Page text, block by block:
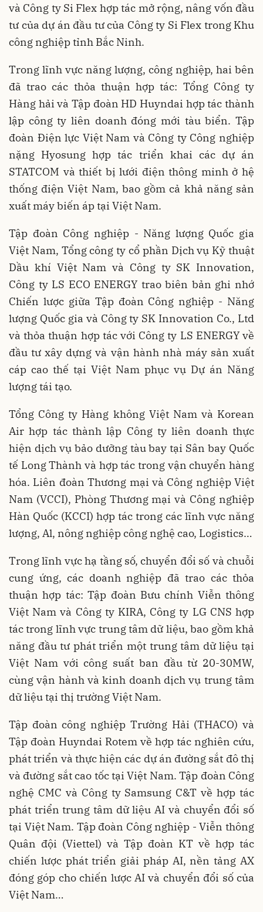
và Công ty Si Flex hợp tác mở rộng, nâng vốn đầu
tư của dự án đầu tư của Công ty Si Flex trong Khu
công nghiệp tỉnh Bắc Ninh.
Trong lĩnh vực năng lượng, công nghiệp, hai bên
đã trao các thỏa thuận hợp tác: Tổng Công ty
Hàng hải và Tập đoàn HD Huyndai hợp tác thành
lập công ty liên doanh đóng mới tàu biển. Tập
đoàn Điện lực Việt Nam và Công ty Công nghiệp
nặng Hyosung hợp tác triển khai các dự án
STATCOM và thiết bị lưới điện thông minh ở hệ
thống điện Việt Nam, bao gồm cả khả năng sản
xuất máy biến áp tại Việt Nam.
Tập đoàn Công nghiệp - Năng lượng Quốc gia
Việt Nam, Tổng công ty cổ phần Dịch vụ Kỹ thuật
Dầu khí Việt Nam và Công ty SK Innovation,
Công ty LS ECO ENERGY trao biên bản ghi nhớ
Chiến lược giữa Tập đoàn Công nghiệp - Năng
lượng Quốc gia và Công ty SK Innovation Co., Ltd
và thỏa thuận hợp tác với Công ty LS ENERGY về
đầu tư xây dựng và vận hành nhà máy sản xuất
cáp cao thế tại Việt Nam phục vụ Dự án Năng
lượng tái tạo.
Tổng Công ty Hàng không Việt Nam và Korean
Air hợp tác thành lập Công ty liên doanh thực
hiện dịch vụ bảo dưỡng tàu bay tại Sân bay Quốc
tế Long Thành và hợp tác trong vận chuyển hàng
hóa. Liên đoàn Thương mại và Công nghiệp Việt
Nam (VCCI), Phòng Thương mại và Công nghiệp
Hàn Quốc (KCCI) hợp tác trong các lĩnh vực năng
lượng, Al, nông nghiệp công nghệ cao, Logistics…
Trong lĩnh vực hạ tầng số, chuyển đổi số và chuỗi
cung ứng, các doanh nghiệp đã trao các thỏa
thuận hợp tác: Tập đoàn Bưu chính Viễn thông
Việt Nam và Công ty KIRA, Công ty LG CNS hợp
tác trong lĩnh vực trung tâm dữ liệu, bao gồm khả
năng đầu tư phát triển một trung tâm dữ liệu tại
Việt Nam với công suất ban đầu từ 20-30MW,
cùng vận hành và kinh doanh dịch vụ trung tâm
dữ liệu tại thị trường Việt Nam.
Tập đoàn công nghiệp Trường Hải (THACO) và
Tập đoàn Huyndai Rotem về hợp tác nghiên cứu,
phát triển và thực hiện các dự án đường sắt đô thị
và đường sắt cao tốc tại Việt Nam. Tập đoàn Công
nghệ CMC và Công ty Samsung C&T về hợp tác
phát triển trung tâm dữ liệu AI và chuyển đổi số
tại Việt Nam. Tập đoàn Công nghiệp - Viễn thông
Quân đội (Viettel) và Tập đoàn KT về hợp tác
chiến lược phát triển giải pháp AI, nền tảng AX
đóng góp cho chiến lược AI và chuyển đổi số của
Việt Nam…